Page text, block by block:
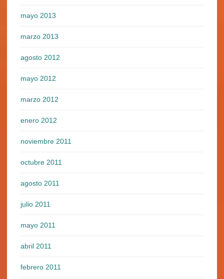
mayo 2013
marzo 2013
agosto 2012
mayo 2012
marzo 2012
enero 2012
noviembre 2011
octubre 2011
agosto 2011
julio 2011
mayo 2011
abril 2011
febrero 2011